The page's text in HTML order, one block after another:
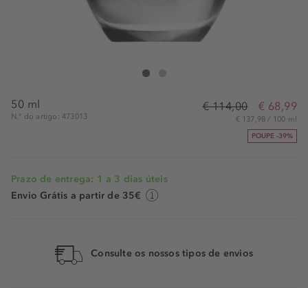
Lancôme Génifique Crème
50 ml
N.° do artigo: 473013
€ 114,00 € 68,99
€ 137,98 / 100 ml
POUPE -39%
Prazo de entrega: 1 a 3 dias úteis
Envio Grátis a partir de 35€
Consulte os nossos tipos de envios